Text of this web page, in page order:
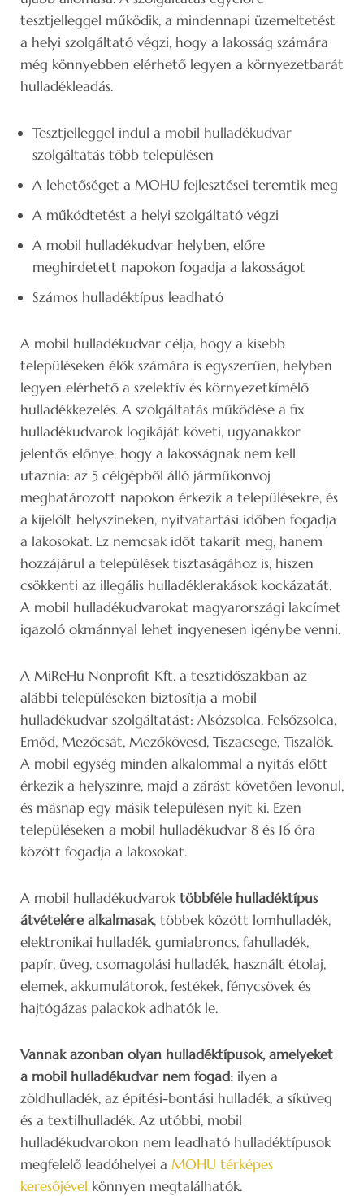
tesztjelleggel működik, a mindennapi üzemeltetést
a helyi szolgáltató végzi, hogy a lakosság számára
még könnyebben elérhető legyen a környezetbarát
hulladékleadás.
Tesztjelleggel indul a mobil hulladékudvar
szolgáltatás több településen
A lehetőséget a MOHU fejlesztései teremtik meg
A működtetést a helyi szolgáltató végzi
A mobil hulladékudvar helyben, előre
meghirdetett napokon fogadja a lakosságot
Számos hulladéktípus leadható
A mobil hulladékudvar célja, hogy a kisebb
településeken élők számára is egyszerűen, helyben
legyen elérhető a szelektív és környezetkímélő
hulladékkezelés. A szolgáltatás működése a fix
hulladékudvarok logikáját követi, ugyanakkor
jelentős előnye, hogy a lakosságnak nem kell
utaznia: az 5 célgépből álló járműkonvoj
meghatározott napokon érkezik a településekre, és
a kijelölt helyszíneken, nyitvatartási időben fogadja
a lakosokat. Ez nemcsak időt takarít meg, hanem
hozzájárul a települések tisztaságához is, hiszen
csökkenti az illegális hulladéklerakások kockázatát.
A mobil hulladékudvarokat magyarországi lakcímet
igazoló okmánnyal lehet ingyenesen igénybe venni.
A MiReHu Nonprofit Kft. a tesztidőszakban az
alábbi településeken biztosítja a mobil
hulladékudvar szolgáltatást: Alsózsolca, Felsőzsolca,
Emőd, Mezőcsát, Mezőkövesd, Tiszacsege, Tiszalök.
A mobil egység minden alkalommal a nyitás előtt
érkezik a helyszínre, majd a zárást követően levonul,
és másnap egy másik településen nyit ki. Ezen
településeken a mobil hulladékudvar 8 és 16 óra
között fogadja a lakosokat.
A mobil hulladékudvarok többféle hulladéktípus
átvételére alkalmasak, többek között lomhulladék,
elektronikai hulladék, gumiabroncs, fahulladék,
papír, üveg, csomagolási hulladék, használt étolaj,
elemek, akkumulátorok, festékek, fénycsövek és
hajtógázas palackok adhatók le.
Vannak azonban olyan hulladéktípusok, amelyeket
a mobil hulladékudvar nem fogad: ilyen a
zöldhulladék, az építési-bontási hulladék, a síküveg
és a textilhulladék. Az utóbbi, mobil
hulladékudvarokon nem leadható hulladéktípusok
megfelelő leadóhelyei a MOHU térképes
keresőjével könnyen megtalálhatók.